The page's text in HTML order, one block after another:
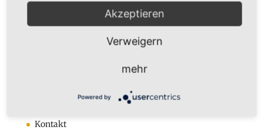
45525 Hattingen
Tel. +49 (0)160-7877562
Fax +49 (0)2324-570405
Kontakt
Akzeptieren
Verweigern
mehr
Powered by